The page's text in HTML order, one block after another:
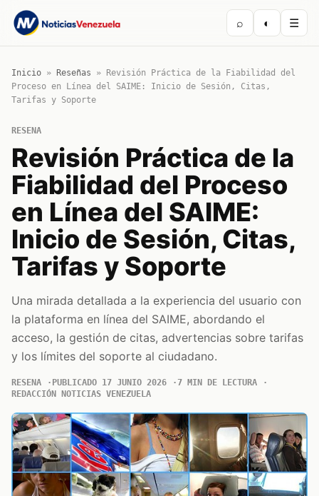
⌕ ◐ ☰
Inicio » Reseñas »
Revisión Práctica de la Fiabilidad del
Proceso en Línea del SAIME: Inicio de Sesión, Citas,
Tarifas y Soporte
RESENA
Revisión Práctica de la
Fiabilidad del Proceso
en Línea del SAIME:
Inicio de Sesión, Citas,
Tarifas y Soporte
Una mirada detallada a la experiencia del usuario con
la plataforma en línea del SAIME, abordando el
acceso, la gestión de citas, advertencias sobre tarifas
y los límites del soporte al ciudadano.
RESENA PUBLICADO 17 JUNIO 2026
7 MIN DE LECTURA
REDACCIÓN NOTICIAS VENEZUELA